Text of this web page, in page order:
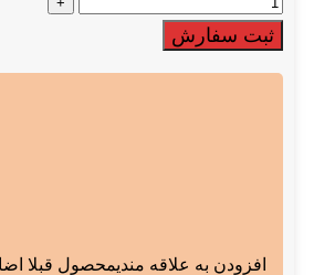
ثبت سفارش
افزودن به علاقه مندیمحصول قبلا